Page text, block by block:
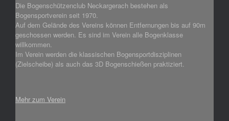
Die Bogenschützenclub Neckargerach bestehen als
Bogensportverein seit 1970.
Auf dem Gelände des Vereins können Entfernungen bis auf 90m
geschossen werden. Es sind im Verein alle Bogenklasse
willkommen.
Im Verein werden die klassischen Bogensportdisziplinen
(Zielscheibe) als auch das 3D Bogenschießen praktiziert.
Mehr zum Verein